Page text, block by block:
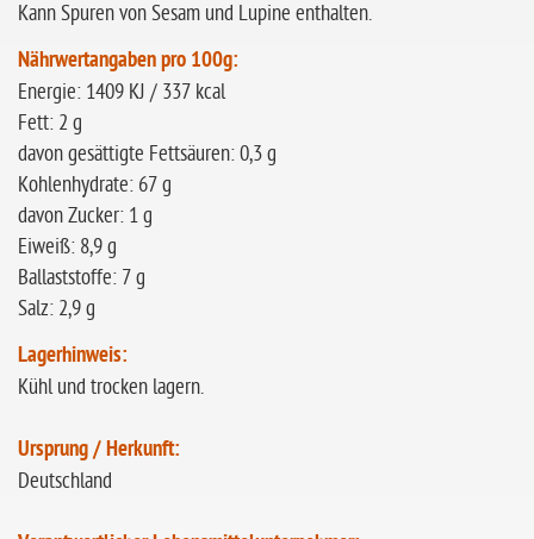
Kann Spuren von Sesam und Lupine enthalten.
Nährwertangaben pro 100g:
Energie: 1409 KJ / 337 kcal
Fett: 2 g
davon gesättigte Fettsäuren: 0,3 g
Kohlenhydrate: 67 g
davon Zucker: 1 g
Eiweiß: 8,9 g
Ballaststoffe: 7 g
Salz: 2,9 g
Lagerhinweis:
Kühl und trocken lagern.
Ursprung / Herkunft:
Deutschland